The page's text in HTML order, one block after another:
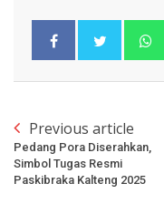
Previous article
Pedang Pora Diserahkan,
Simbol Tugas Resmi
Paskibraka Kalteng 2025